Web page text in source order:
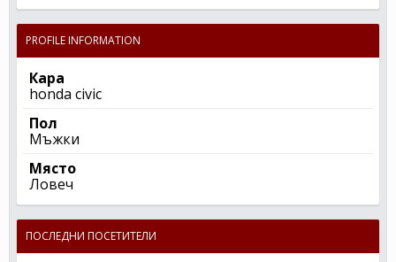
PROFILE INFORMATION
Кара
honda civic
Пол
Мъжки
Място
Ловеч
ПОСЛЕДНИ ПОСЕТИТЕЛИ